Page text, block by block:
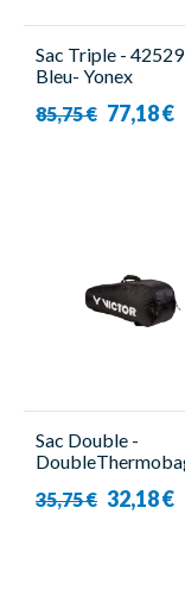
Sac Triple - 42529
Bleu- Yonex
85,75 € 77,18 €
Sac Double -
35,75 € 32,18 €